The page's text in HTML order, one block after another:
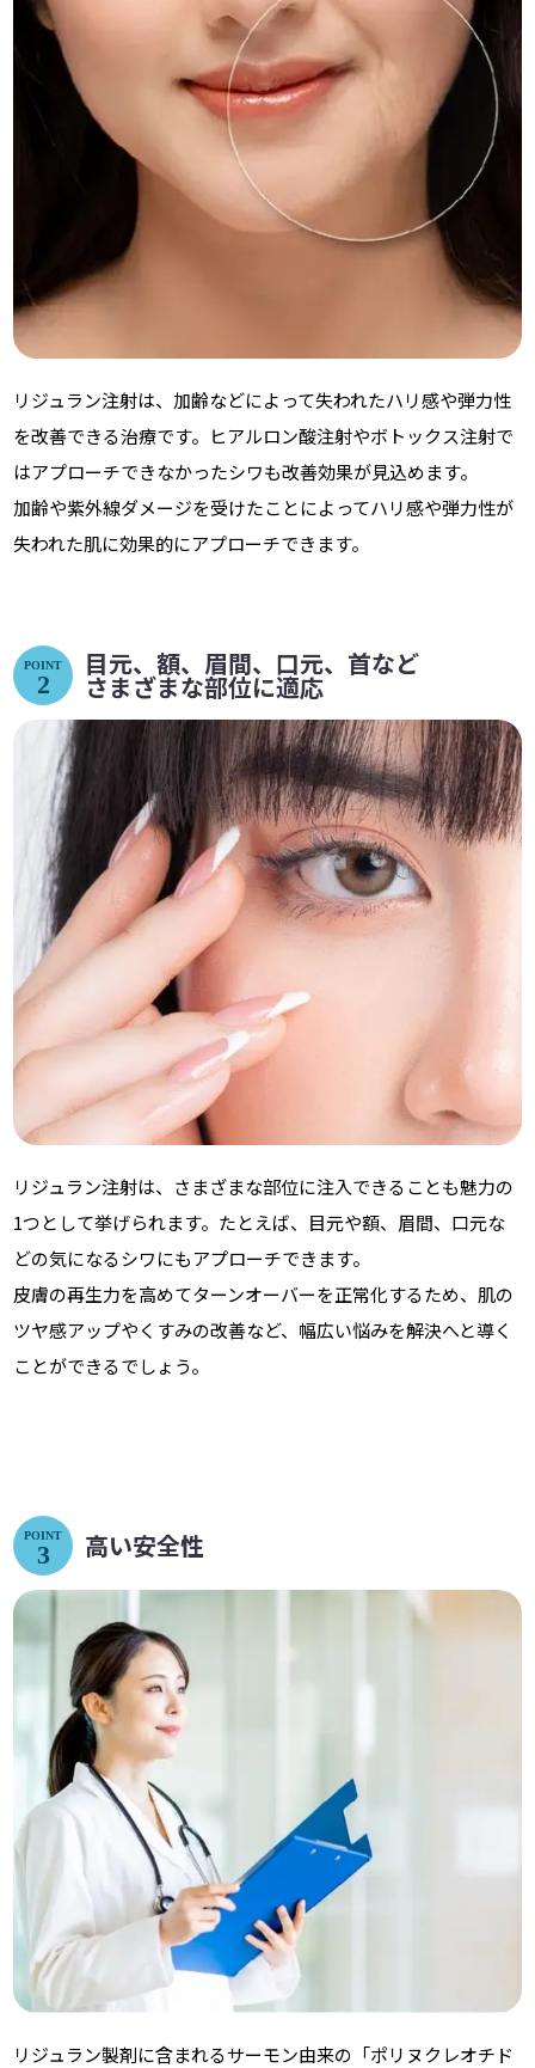
リジュラン注射は、加齢などによって失われたハリ感や弾力性
を改善できる治療です。ヒアルロン酸注射やボトックス注射で
はアプローチできなかったシワも改善効果が見込めます。
加齢や紫外線ダメージを受けたことによってハリ感や弾力性が
失われた肌に効果的にアプローチできます。
リジュラン注射は、さまざまな部位に注入できることも魅力の
1つとして挙げられます。たとえば、目元や額、眉間、口元な
どの気になるシワにもアプローチできます。
皮膚の再生力を高めてターンオーバーを正常化するため、肌の
ツヤ感アップやくすみの改善など、幅広い悩みを解決へと導く
ことができるでしょう。
POINT
2
目元、額、眉間、口元、首など
さまざまな部位に適応
リジュラン製剤に含まれるサーモン由来の「ポリヌクレオチド
POINT
3 高い安全性